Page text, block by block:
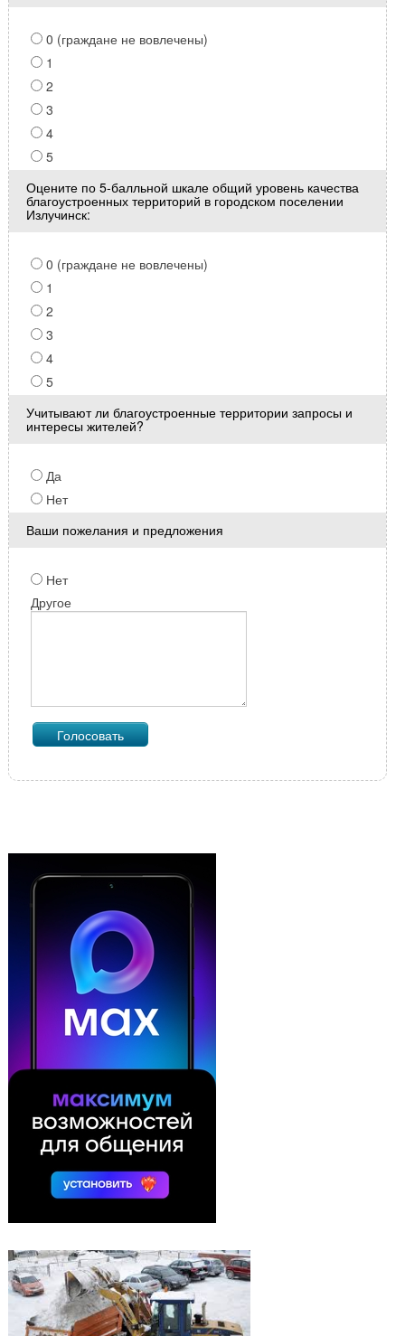
0 (граждане не вовлечены)
1
2
3
4
5
Оцените по 5-балльной шкале общий уровень качества
благоустроенных территорий в городском поселении
Излучинск:
0 (граждане не вовлечены)
1
2
3
4
5
Учитывают ли благоустроенные территории запросы и
интересы жителей?
Да
Нет
Ваши пожелания и предложения
Нет
Другое